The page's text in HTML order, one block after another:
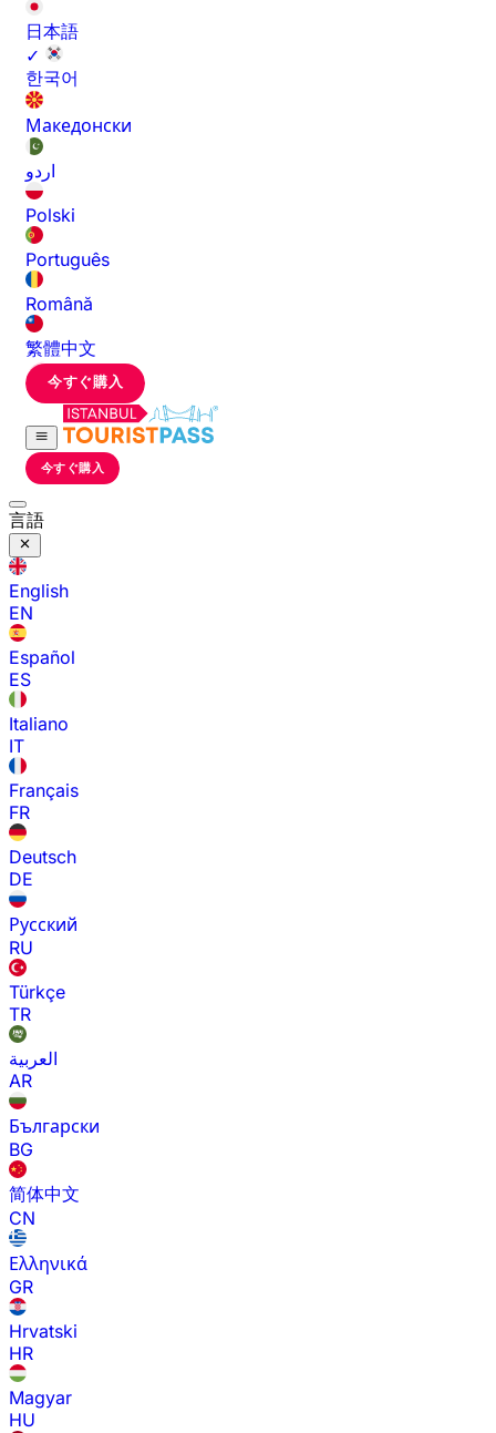
日本語
✓
한국어
Македонски
اردو
Polski
Português
Română
繁體中文
今すぐ購入
今すぐ購入
言語
English
EN
Español
ES
Italiano
IT
Français
FR
Deutsch
DE
Русский
RU
Türkçe
TR
العربية
AR
Български
BG
简体中文
CN
Ελληνικά
GR
Hrvatski
HR
Magyar
HU